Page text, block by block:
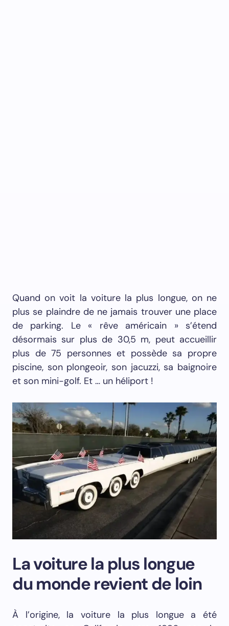
Quand on voit la voiture la plus longue, on ne
plus se plaindre de ne jamais trouver une place
de parking. Le « rêve américain » s’étend
désormais sur plus de 30,5 m, peut accueillir
plus de 75 personnes et possède sa propre
piscine, son plongeoir, son jacuzzi, sa baignoire
et son mini-golf. Et … un héliport !
La voiture la plus longue
du monde revient de loin
À l’origine, la voiture la plus longue a été